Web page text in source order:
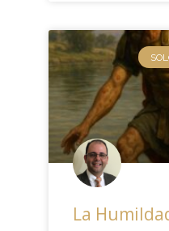
La